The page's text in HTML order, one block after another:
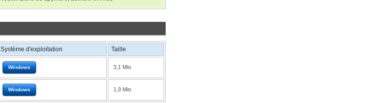
Système d'exploitation Taille
Windows 3,1 Mio
Windows 1,9 Mio